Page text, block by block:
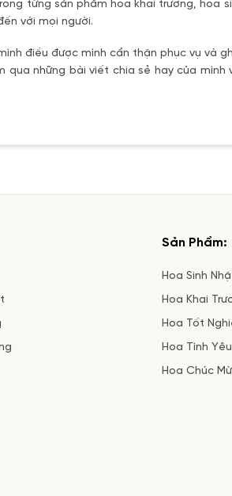
từng sản phẩm hoa khai trương, hoa
với mọi người.
điều được mình cẩn thận phục vụ và
qua những bài viết chia sẻ hay của
Sản Phẩm:
Hoa Sinh
Hoa Khai
Hoa Tốt
Hoa Tình Yêu
Hoa Chúc